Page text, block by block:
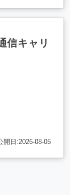
信キャリ
開日:2026-08-05